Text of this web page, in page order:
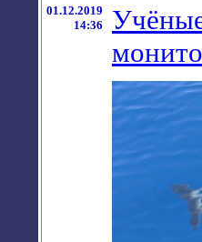
01.12.2019
14:36